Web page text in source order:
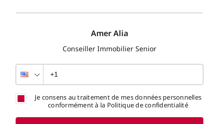
Amer Alia
Conseiller Immobilier Senior
Je consens au traitement de mes données personnelles
conformément à la Politique de confidentialité